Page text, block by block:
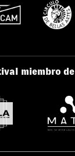
miembro de